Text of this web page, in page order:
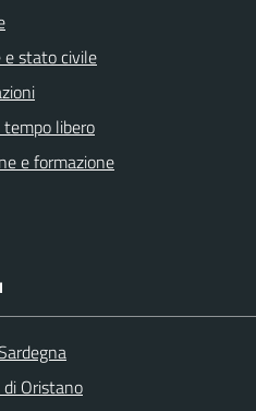
e stato civile
libero
e formazione
Oristano